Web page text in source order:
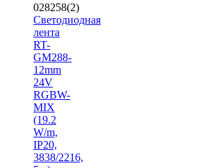
028258(2)
Светодиодная
лента
RT-
GM288-
12mm
24V
RGBW-
MIX
(19.2
W/m,
IP20,
3838/2216,